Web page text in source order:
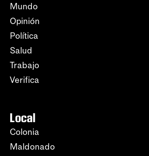
Mundo
Opinión
Política
Salud
Trabajo
Verifica
Local
Colonia
Maldonado